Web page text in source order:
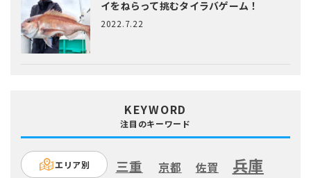
イをねらって挑むタイラバゲーム！
2022.7.22
KEYWORD
注目のキーワード
エリア別 三重 京都 佐賀 兵庫